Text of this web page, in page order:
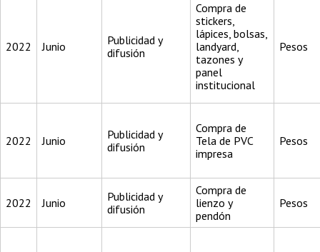
2022 Junio
Publicidad y
difusión
Compra de
stickers,
lápices, bolsas,
landyard,
tazones y
panel
institucional
Pesos
2022 Junio
Publicidad y
difusión
Compra de
Tela de PVC
impresa
Pesos
2022 Junio
Publicidad y
difusión
Compra de
lienzo y
pendón
Pesos